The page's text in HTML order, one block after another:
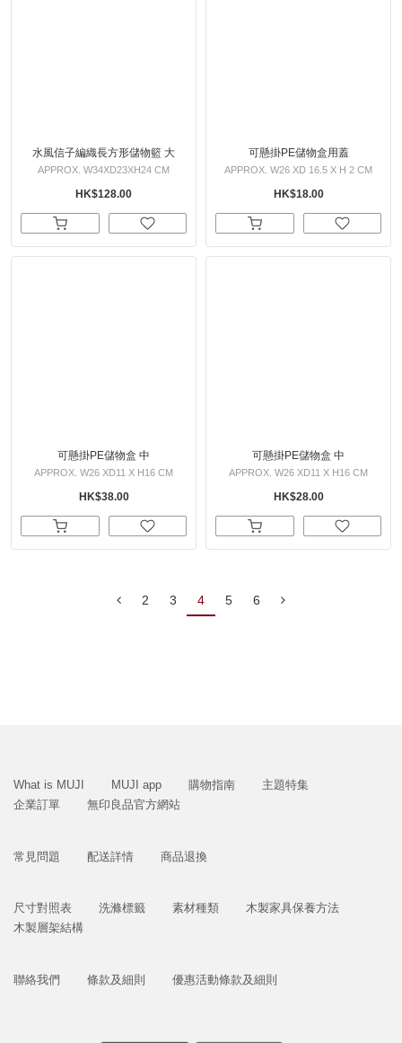
水風信子編織長方形儲物籃 大
APPROX. W34XD23XH24 CM
HK$128.00
可懸掛PE儲物盒用蓋
APPROX. W26 XD 16.5 X H 2 CM
HK$18.00
可懸掛PE儲物盒 中
APPROX. W26 XD11 X H16 CM
HK$38.00
可懸掛PE儲物盒 中
APPROX. W26 XD11 X H16 CM
HK$28.00
2 3 4 5 6
What is MUJI MUJI app 購物指南
主題特集
企業訂單
無印良品官方網站
常見問題 配送詳情 商品退換
尺寸對照表 洗滌標籤 素材種類
木製家具保養方法
木製層架結構
聯絡我們 條款及細則 優惠活動條款及細則